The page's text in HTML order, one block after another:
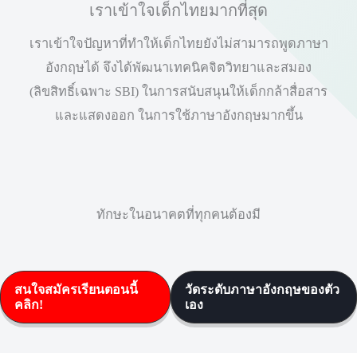
เราเข้าใจเด็กไทยมากที่สุด
เราเข้าใจปัญหาที่ทำให้เด็กไทยยังไม่สามารถพูดภาษา
อังกฤษได้ จึงได้พัฒนาเทคนิคจิตวิทยาและสมอง
(ลิขสิทธิ์เฉพาะ SBI) ในการสนับสนุนให้เด็กกล้าสื่อสาร
และแสดงออก ในการใช้ภาษาอังกฤษมากขึ้น
ทักษะในอนาคตที่ทุกคนต้องมี
สนใจสมัครเรียนตอนนี้
คลิก!
วัดระดับภาษาอังกฤษของตัว
เอง